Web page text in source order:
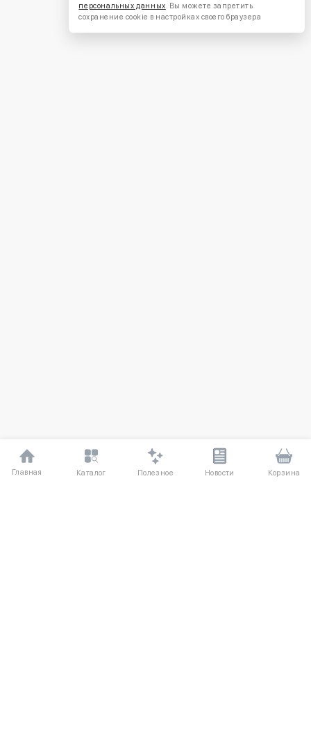
Главная Каталог Полезное Новости Корзина
персональных данных. Вы можете запретить
сохранение cookie в настройках своего браузера